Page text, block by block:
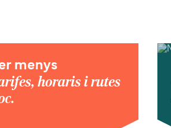
menys
horaris i rutes